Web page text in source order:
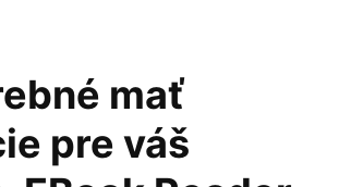
mať
pre váš